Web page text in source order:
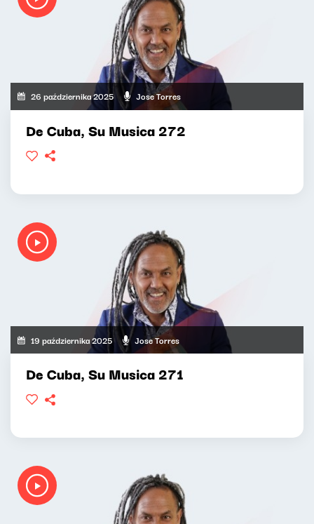
26 października 2025 Jose Torres
De Cuba, Su Musica 272
19 października 2025 Jose Torres
De Cuba, Su Musica 271